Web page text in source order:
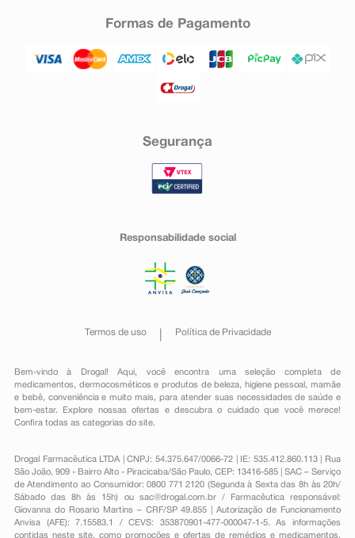
Formas de Pagamento
Segurança
Responsabilidade social
Termos de uso Política de Privacidade
Bem-vindo à Drogal! Aqui, você encontra uma seleção completa de
medicamentos , dermocosméticos e produtos de beleza, higiene pessoal ,mamãe
e bebê, conveniênciae muito mais, para atender suas necessidades de saúde e
bem-estar. Explore nossas ofertas e descubra o cuidado que você merece!
Confira todas as categorias do site.
Drogal Farmacêutica LTDA | CNPJ: 54.375.647/0066-72 | IE: 535.412.860.113 | Rua
São João, 909 - Bairro Alto - Piracicaba/São Paulo, CEP: 13416-585 | SAC – Serviço
de Atendimento ao Consumidor: 0800 771 2120 (Segunda à Sexta das 8h às 20h/
Sábado das 8h às 15h) ou sac@drogal.com.br/ Farmacêutica responsável:
Giovanna do Rosario Martins – CRF/SP 49.855 | Autorização de Funcionamento
Anvisa (AFE): 7.15583.1 / CEVS: 353870901-477-000047-1-5. As informações
contidas neste site, como promoções e ofertas de remédios e medicamentos,